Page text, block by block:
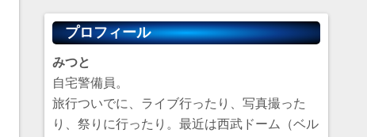
プロフィール
みつと
自宅警備員。
旅行ついでに、ライブ行ったり、写真撮った
り、祭りに行ったり。最近は西武ドーム（ベル